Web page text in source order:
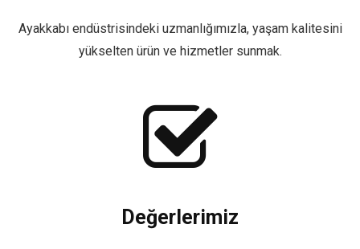
Ayakkabı endüstrisindeki uzmanlığımızla, yaşam kalitesini
yükselten ürün ve hizmetler sunmak.
Değerlerimiz